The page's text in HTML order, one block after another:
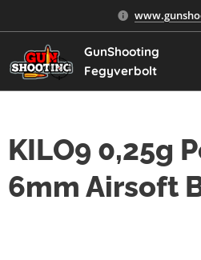
GunShooting
Fegyverbolt
KILO9 0,25g
6mm Airsoft